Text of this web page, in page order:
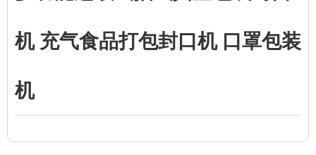
机 充气食品打包封口机 口罩包装
机